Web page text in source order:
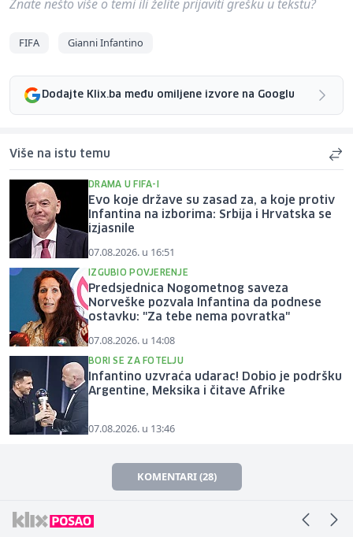
Znate nešto više o temi ili želite prijaviti grešku u tekstu?
FIFA Gianni Infantino
Dodajte Klix.ba među omiljene izvore na Googlu
Više na istu temu
DRAMA U FIFA-I
Evo koje države su zasad za, a koje protiv
Infantina na izborima: Srbija i Hrvatska se
izjasnile
07.08.2026. u 16:51
IZGUBIO POVJERENJE
Predsjednica Nogometnog saveza
Norveške pozvala Infantina da podnese
ostavku: "Za tebe nema povratka"
07.08.2026. u 14:08
BORI SE ZA FOTELJU
Infantino uzvraća udarac! Dobio je podršku
Argentine, Meksika i čitave Afrike
07.08.2026. u 13:46
KOMENTARI (28)